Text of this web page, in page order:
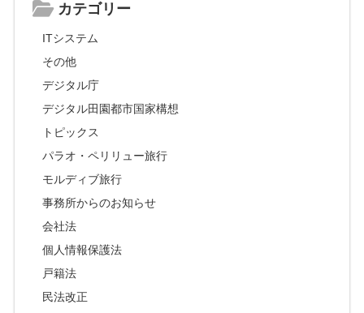
カテゴリー
ITシステム
その他
デジタル庁
デジタル田園都市国家構想
トピックス
パラオ・ペリリュー旅行
モルディブ旅行
事務所からのお知らせ
会社法
個人情報保護法
戸籍法
民法改正